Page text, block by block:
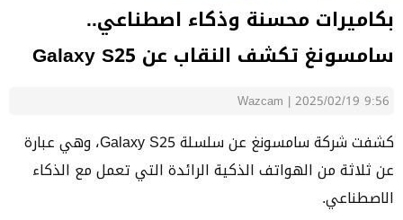
بكاميرات محسنة وذكاء اصطناعي..
سامسونغ تكشف النقاب عن Galaxy S25
Wazcam | 2025/02/19 9:56
كشفت شركة سامسونغ عن سلسلة Galaxy S25، وهي عبارة
عن ثلاثة من الهواتف الذكية الرائدة التي تعمل مع الذكاء
الاصطناعي.